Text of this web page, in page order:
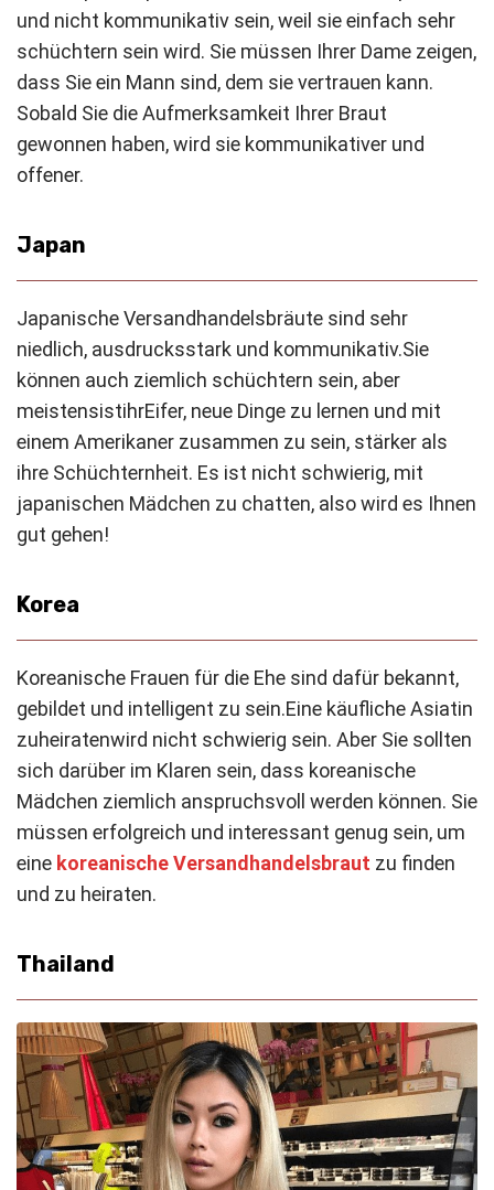
und nicht kommunikativ sein, weil sie einfach sehr
schüchtern sein wird. Sie müssen Ihrer Dame zeigen,
dass Sie ein Mann sind, dem sie vertrauen kann.
Sobald Sie die Aufmerksamkeit Ihrer Braut
gewonnen haben, wird sie kommunikativer und
offener.
Japan
Japanische Versandhandelsbräute sind sehr
niedlich, ausdrucksstark und kommunikativ.Sie
können auch ziemlich schüchtern sein, aber
meistensistihrEifer, neue Dinge zu lernen und mit
einem Amerikaner zusammen zu sein, stärker als
ihre Schüchternheit. Es ist nicht schwierig, mit
japanischen Mädchen zu chatten, also wird es Ihnen
gut gehen!
Korea
Koreanische Frauen für die Ehe sind dafür bekannt,
gebildet und intelligent zu sein.Eine käufliche Asiatin
zuheiratenwird nicht schwierig sein. Aber Sie sollten
sich darüber im Klaren sein, dass koreanische
Mädchen ziemlich anspruchsvoll werden können. Sie
müssen erfolgreich und interessant genug sein, um
eine koreanische Versandhandelsbraut zu finden
und zu heiraten.
Thailand